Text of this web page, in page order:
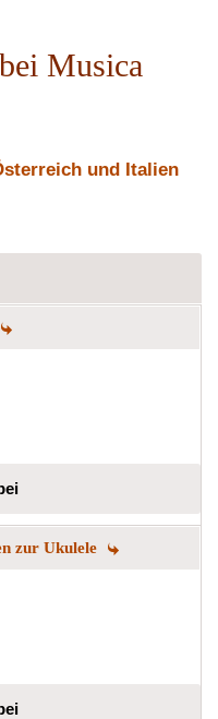
Musica
und Italien
zur Ukulele